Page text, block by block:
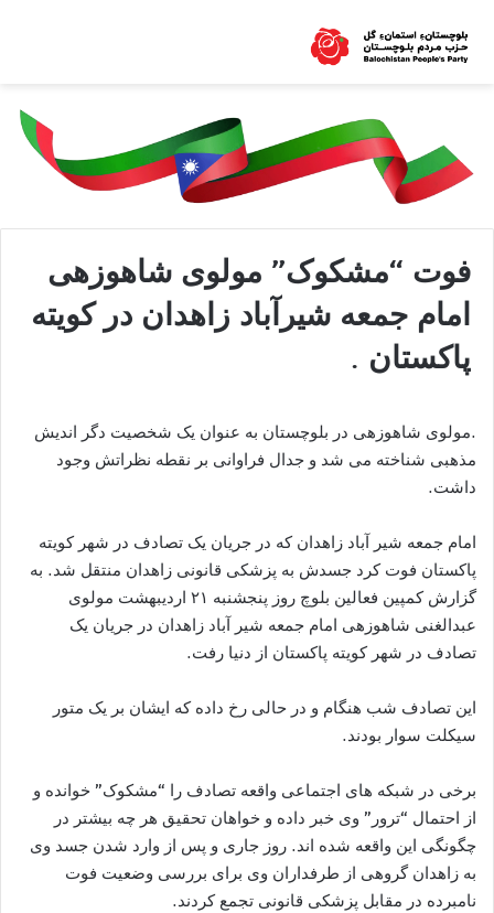
فوت “مشکوک” مولوی شاهوزهی
امام جمعه شیرآباد زاهدان در کویته
پاکستان .
.مولوی شاهوزهی در بلوچستان به عنوان یک شخصیت دگر اندیش
مذهبی شناخته می شد و جدال فراوانی بر نقطه نظراتش وجود
داشت.
امام جمعه شیر آباد زاهدان که در جریان یک تصادف در شهر کویته
پاکستان فوت کرد جسدش به پزشکی قانونی زاهدان منتقل شد. به
گزارش کمپین فعالین بلوچ روز پنجشنبه ۲۱ اردیبهشت مولوی
عبدالغنی شاهوزهی امام جمعه شیر آباد زاهدان در جریان یک
تصادف در شهر کویته پاکستان از دنیا رفت.
این تصادف شب هنگام و در حالی رخ داده که ایشان بر یک متور
سیکلت سوار بودند.
برخی در شبکه های اجتماعی واقعه تصادف را “مشکوک” خوانده و
از احتمال “ترور” وی خبر داده و خواهان تحقیق هر چه بیشتر در
چگونگی این واقعه شده اند. روز جاری و پس از وارد شدن جسد وی
به زاهدان گروهی از طرفداران وی برای بررسی وضعیت فوت
نامبرده در مقابل پزشکی قانونی تجمع کردند.